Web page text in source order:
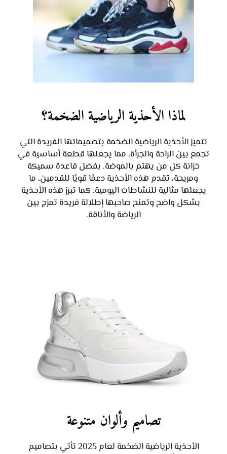
لماذا الأحذية الرياضية الضخمة؟
تتميز الأحذية الرياضية الضخمة بتصميماتها الفريدة التي
تجمع بين الراحة والجرأة، مما يجعلها قطعة أساسية في
خزانة كل من يهتم بالموضة. بفضل قاعدة سميكة
ومريحة، تقدم هذه الأحذية دعمًا قويًا للقدمين، ما
يجعلها مثالية للنشاطات اليومية. كما تبرز هذه الأحذية
بشكل واضح وتمنح صاحبها إطلالة فريدة تمزج بين
الرياضة والأناقة.
تصاميم وألوان متنوعة
الأحذية الرياضية الضخمة لعام 2025 تأتي بتصاميم